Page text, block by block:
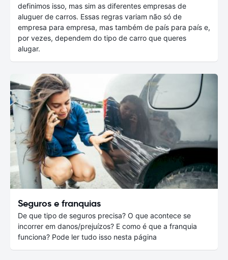
definimos isso, mas sim as diferentes empresas de
aluguer de carros. Essas regras variam não só de
empresa para empresa, mas também de país para país e,
por vezes, dependem do tipo de carro que queres
alugar.
Seguros e franquias
De que tipo de seguros precisa? O que acontece se
incorrer em danos/prejuízos? E como é que a franquia
funciona? Pode ler tudo isso nesta página